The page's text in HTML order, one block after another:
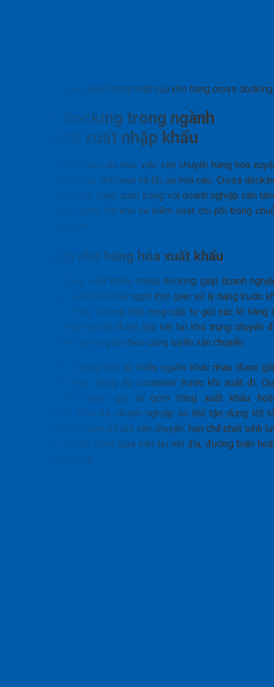
Chức năng quan trọng nhất của kho hàng cross docking
Cross docking trong ngành
logistics xuất nhập khẩu
Trong bối cảnh toàn cầu hóa, việc vận chuyển hàng hóa
biên giới đòi hỏi sự linh hoạt và tối ưu hóa cao. Cross
đang trở thành giải pháp quan trọng với doanh nghiệp cần
tốc phân phối, giảm tồn kho và kiểm soát chi phí trong
cung ứng quốc tế.
Ứng dụng cho hàng hóa xuất khẩu
Trong hoạt động xuất khẩu, cross docking giúp doanh
tối ưu chi phí vận tải và rút ngắn thời gian xử lý hàng trước
đưa ra cảng. Thay vì từng nhà cung cấp tự gửi các lô hàng
đến cảng, hàng hóa sẽ được tập kết tại kho trung chuyển
kiểm tra, phân loại và gom theo cùng tuyến vận chuyển.
Tại đây, các lô hàng nhỏ từ nhiều nguồn khác nhau được
thành lô lớn hoặc đóng đủ container trước khi xuất đi.
trình này còn được gọi là gom hàng xuất khẩu
consolidation. Nhờ đó, doanh nghiệp có thể tận dụng tốt
trọng container, giảm chi phí vận chuyển, hạn chế phát sinh
kho và kết nối linh hoạt giữa vận tải nội địa, đường biển
đường hàng không.